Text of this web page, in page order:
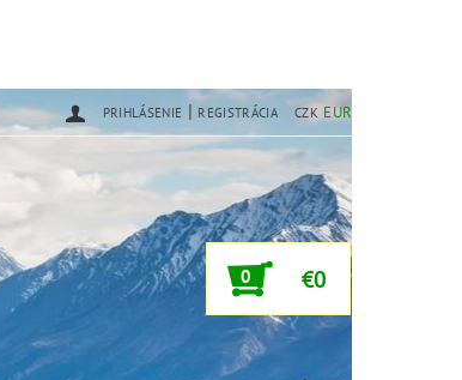
CZK EUR
PRIHLÁSENIE | REGISTRÁCIA
0 €0